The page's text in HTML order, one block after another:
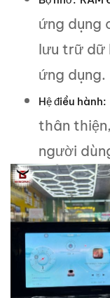
ứng dụng
lưu trữ dữ
ứng dụng.
Hệ điều hành:
thân
người